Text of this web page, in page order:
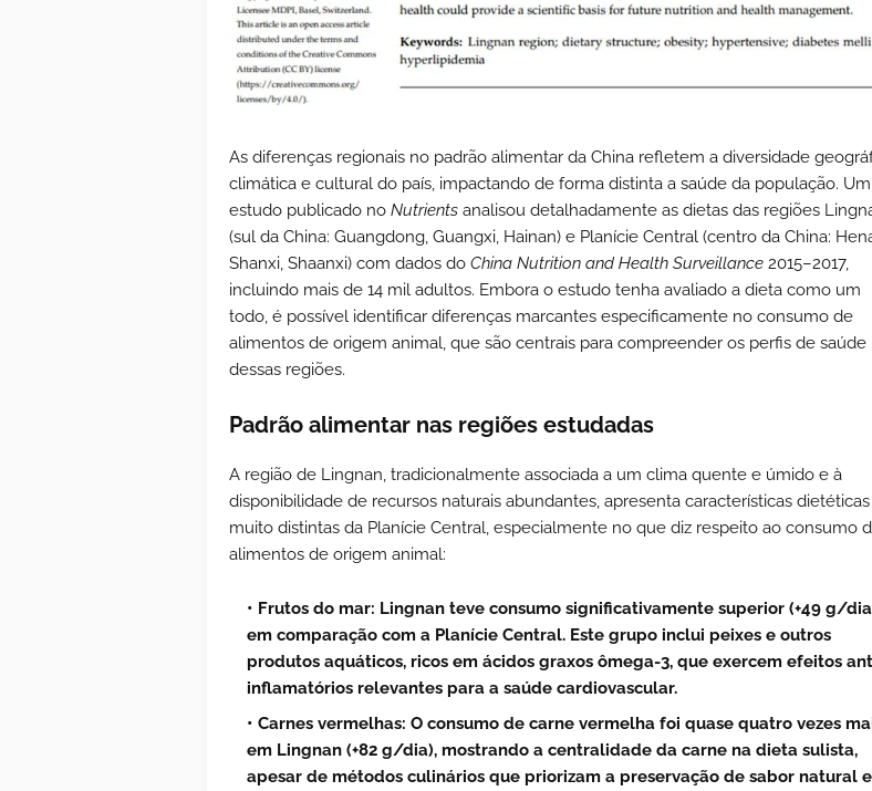
As diferenças regionais no padrão alimentar da China refletem a diversidade
climática e cultural do país, impactando de forma distinta a saúde da população. Um
estudo publicado no Nutrients analisou detalhadamente as dietas das regiões
(sul da China: Guangdong, Guangxi, Hainan) e Planície Central (centro da China:
Shanxi, Shaanxi) com dados do China Nutrition and Health Surveillance 2015–2017,
incluindo mais de 14 mil adultos. Embora o estudo tenha avaliado a dieta como um
todo, é possível identificar diferenças marcantes especificamente no consumo de
alimentos de origem animal, que são centrais para compreender os perfis de saúde
dessas regiões.
Padrão alimentar nas regiões estudadas
A região de Lingnan, tradicionalmente associada a um clima quente e úmido e à
disponibilidade de recursos naturais abundantes, apresenta características dietéticas
muito distintas da Planície Central, especialmente no que diz respeito ao consumo
alimentos de origem animal:
Frutos do mar: Lingnan teve consumo significativamente superior (+49 g/
em comparação com a Planície Central. Este grupo inclui peixes e outros
produtos aquáticos, ricos em ácidos graxos ômega-3, que exercem efeitos
inflamatórios relevantes para a saúde cardiovascular.
Carnes vermelhas: O consumo de carne vermelha foi quase quatro vezes
em Lingnan (+82 g/dia), mostrando a centralidade da carne na dieta sulista,
apesar de métodos culinários que priorizam a preservação de sabor natural e